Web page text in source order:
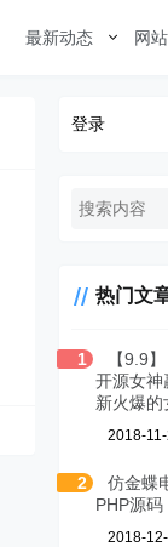
最新动态 网
登录
热门文
1
【9.9
开源女神
新火爆的
2018-
2
仿金蝶
PHP源码
2018-